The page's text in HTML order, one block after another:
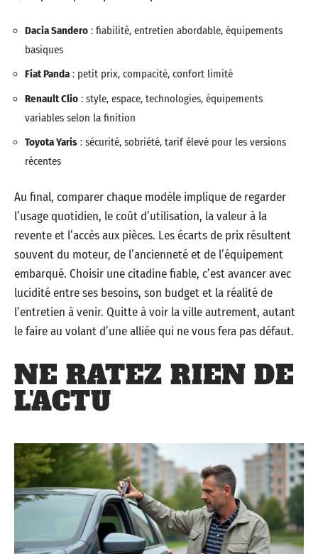
Dacia Sandero : fiabilité, entretien abordable, équipements
basiques
Fiat Panda : petit prix, compacité, confort limité
Renault Clio : style, espace, technologies, équipements
variables selon la finition
Toyota Yaris : sécurité, sobriété, tarif élevé pour les versions
récentes
Au final, comparer chaque modèle implique de regarder
l’usage quotidien, le coût d’utilisation, la valeur à la
revente et l’accès aux pièces. Les écarts de prix résultent
souvent du moteur, de l’ancienneté et de l’équipement
embarqué. Choisir une citadine fiable, c’est avancer avec
lucidité entre ses besoins, son budget et la réalité de
l’entretien à venir. Quitte à voir la ville autrement, autant
le faire au volant d’une alliée qui ne vous fera pas défaut.
NE RATEZ RIEN DE
L'ACTU